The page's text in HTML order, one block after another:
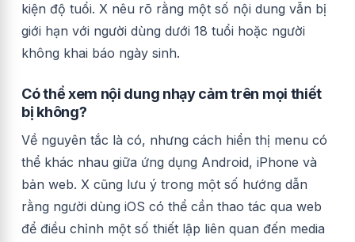
kiện độ tuổi. X nêu rõ rằng một số nội dung vẫn bị
giới hạn với người dùng dưới 18 tuổi hoặc người
không khai báo ngày sinh.
Có thể xem nội dung nhạy cảm trên mọi thiết
bị không?
Về nguyên tắc là có, nhưng cách hiển thị menu có
thể khác nhau giữa ứng dụng Android, iPhone và
bản web. X cũng lưu ý trong một số hướng dẫn
rằng người dùng iOS có thể cần thao tác qua web
để điều chỉnh một số thiết lập liên quan đến media